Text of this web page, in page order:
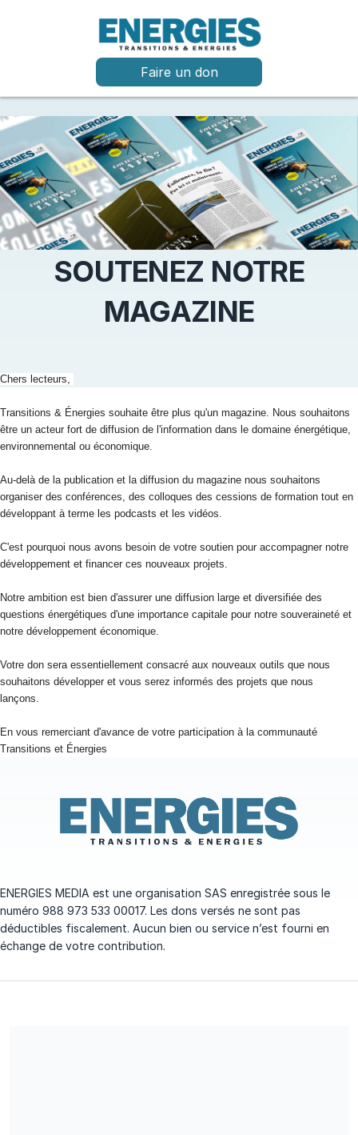
Faire un don
SOUTENEZ NOTRE
MAGAZINE
Chers lecteurs,
Transitions & Énergies souhaite être plus qu'un magazine. Nous souhaitons
être un acteur fort de diffusion de l'information dans le domaine énergétique,
environnemental ou économique.
Au-delà de la publication et la diffusion du magazine nous souhaitons
organiser des conférences, des colloques des cessions de formation tout en
développant à terme les podcasts et les vidéos.
C'est pourquoi nous avons besoin de votre soutien pour accompagner notre
développement et financer ces nouveaux projets.
Notre ambition est bien d'assurer une diffusion large et diversifiée des
questions énergétiques d'une importance capitale pour notre souveraineté et
notre développement économique.
Votre don sera essentiellement consacré aux nouveaux outils que nous
souhaitons développer et vous serez informés des projets que nous
lançons.
En vous remerciant d'avance de votre participation à la communauté
Transitions et Énergies
ENERGIES MEDIA est une organisation SAS enregistrée sous le
numéro 988 973 533 00017. Les dons versés ne sont pas
déductibles fiscalement. Aucun bien ou service n’est fourni en
échange de votre contribution.